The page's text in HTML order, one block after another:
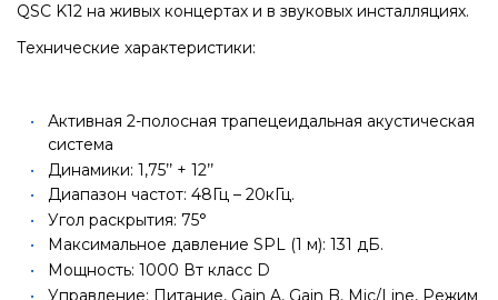
QSC K12 на живых концертах и в звуковых инсталляциях.
Технические характеристики:
Активная 2-полосная трапецеидальная акустическая
система
Динамики: 1,75’’ + 12’’
Диапазон частот: 48Гц – 20кГц.
Угол раскрытия: 75°
Максимальное давление SPL (1 м): 131 дБ.
Мощность: 1000 Вт класс D
Управление: Питание, Gain A, Gain B, Mic/Line, Режим